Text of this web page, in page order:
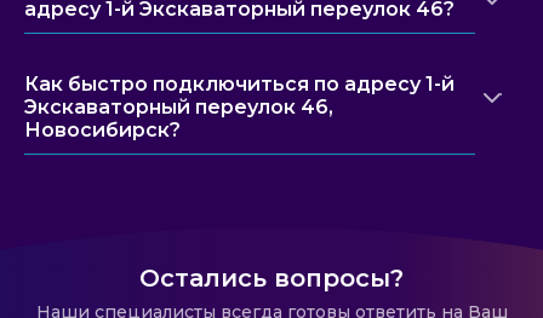
адресу 1-й Экскаваторный переулок 46?
Как быстро подключиться по адресу 1-й
Экскаваторный переулок 46,
Новосибирск?
Остались вопросы?
Наши специалисты всегда готовы ответить на Ваш